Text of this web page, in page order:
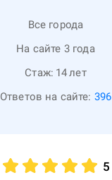
Все города
На сайте 3 года
Стаж: 14лет
Ответов на сайте: 396
5